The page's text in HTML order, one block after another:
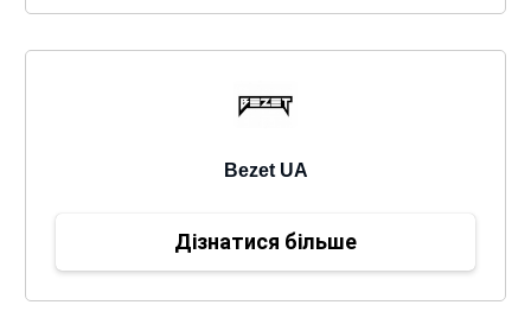
Bezet UA
Дізнатися більше